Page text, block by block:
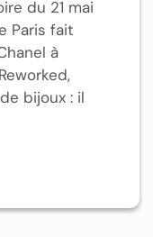
du 21 mai
Paris fait
à
bijoux : il